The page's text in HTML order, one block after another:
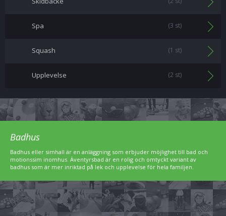
Spa (3 st)
Squash (1 st)
Upplevelse (2 st)
Badhus
Badhus eller simhall är en anläggning som erbjuder möjlighet till bad och
motionssim inomhus. Äventyrsbad är en rolig och omtyckt variant av
badhus som är mer inriktad på lek och upplevelse för hela familjen.